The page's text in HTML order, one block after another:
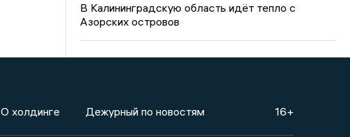
В Калининградскую область идёт тепло с
Азорских островов
О холдинге Дежурный по новостям 16+